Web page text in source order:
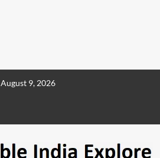
August 9, 2026